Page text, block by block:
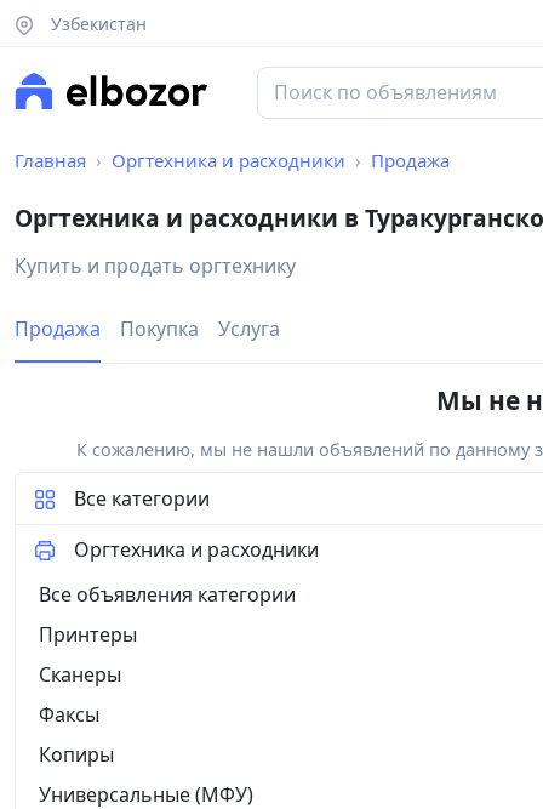
Узбекистан
Главная Оргтехника и расходники Продажа
Оргтехника и расходники в
Купить и продать оргтехнику
Продажа Покупка Услуга
Мы не
К сожалению, мы не нашли объявлений по данному
Все категории
Оргтехника и расходники
Все объявления категории
Принтеры
Сканеры
Факсы
Копиры
Универсальные (МФУ)